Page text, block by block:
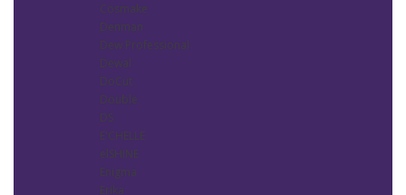
Cosmake
Denman
Dew Professional
Dewal
DoCut
Double
DS
E'CHELLE
elSHINE
Enigma
Erika